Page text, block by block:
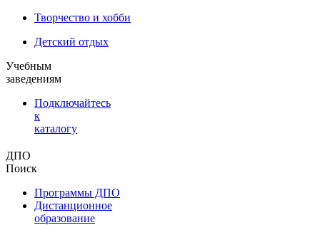
Творчество и хобби
Детский отдых
Учебным
заведениям
Подключайтесь
к
каталогу
ДПО
Поиск
Программы ДПО
Дистанционное
образование